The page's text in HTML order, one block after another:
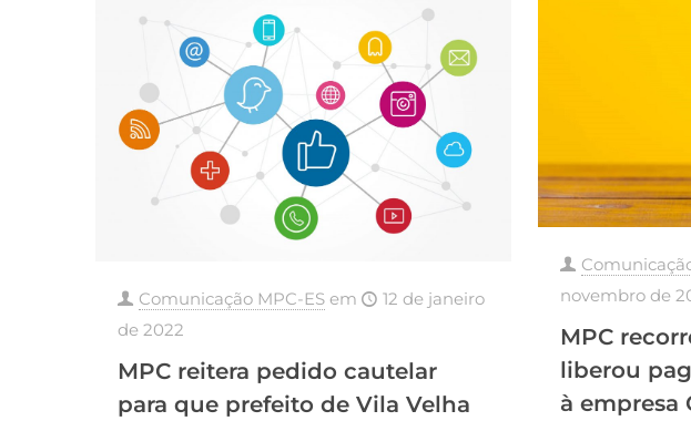
Comunicação MPC-ES em
12 de janeiro
de 2022
MPC reitera pedido cautelar
para que prefeito de Vila Velha
novembro de
MPC
liberou
à empresa